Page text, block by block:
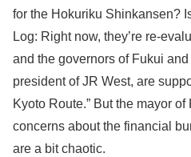
for the Hokuriku Shinkansen?
Log: Right now, they’re re-
and the governors of Fukui
president of JR West, are
Kyoto Route.” But the mayor
concerns about the financial
are a bit chaotic.